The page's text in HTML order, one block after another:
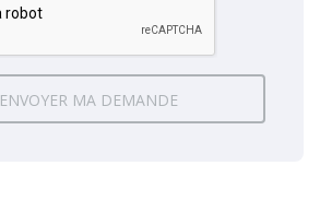
ENVOYER MA DEMANDE